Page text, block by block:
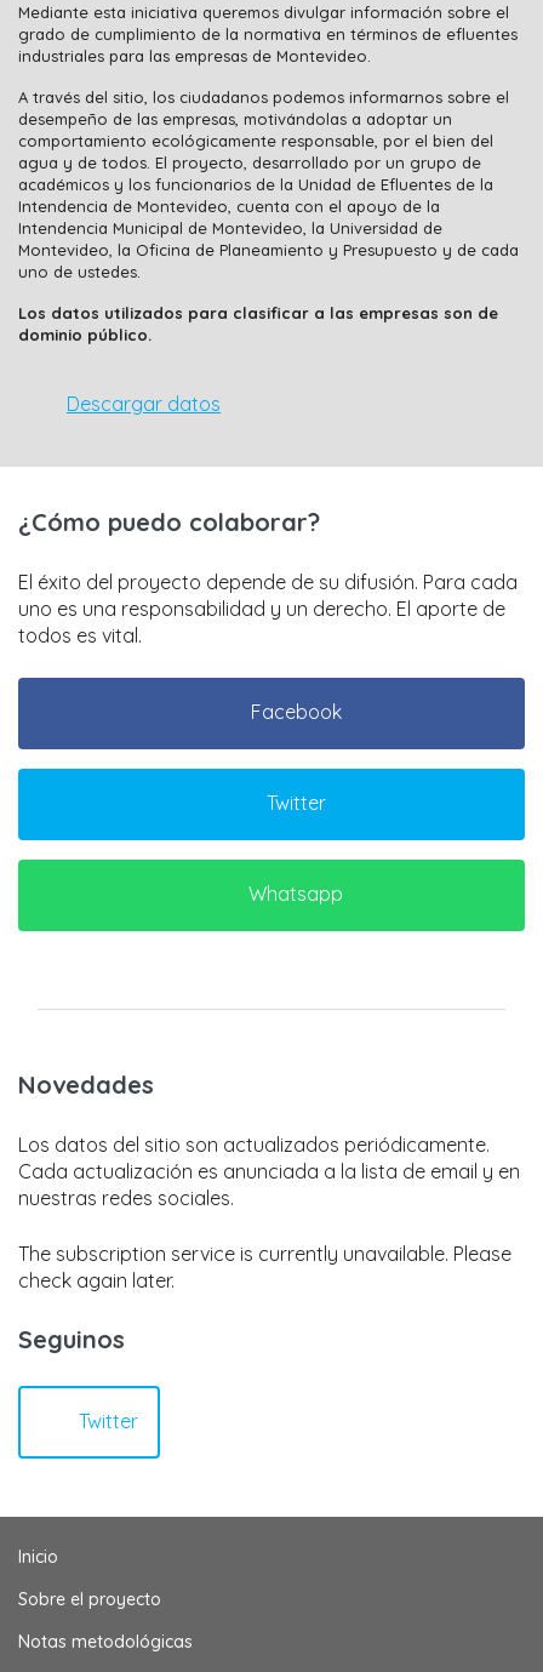
Mediante esta iniciativa queremos divulgar información sobre el
grado de cumplimiento de la normativa en términos de efluentes
industriales para las empresas de Montevideo.
A través del sitio, los ciudadanos podemos informarnos sobre el
desempeño de las empresas, motivándolas a adoptar un
comportamiento ecológicamente responsable, por el bien del
agua y de todos. El proyecto, desarrollado por un grupo de
académicos y los funcionarios de la Unidad de Efluentes de la
Intendencia de Montevideo, cuenta con el apoyo de la
Intendencia Municipal de Montevideo, la Universidad de
Montevideo, la Oficina de Planeamiento y Presupuesto y de cada
uno de ustedes.
Los datos utilizados para clasificar a las empresas son de
dominio público.
Descargar datos
¿Cómo puedo colaborar?
El éxito del proyecto depende de su difusión. Para cada
uno es una responsabilidad y un derecho. El aporte de
todos es vital.
Facebook
Twitter
Whatsapp
Novedades
Los datos del sitio son actualizados periódicamente.
Cada actualización es anunciada a la lista de email y en
nuestras redes sociales.
The subscription service is currently unavailable. Please
check again later.
Seguinos
Twitter
Inicio
Sobre el proyecto
Notas metodológicas